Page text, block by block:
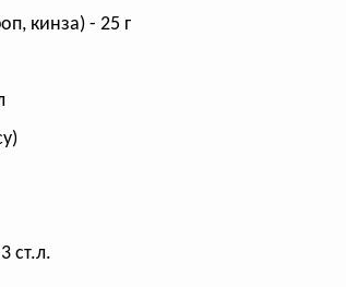
кинза) - 25 г
ст.л.